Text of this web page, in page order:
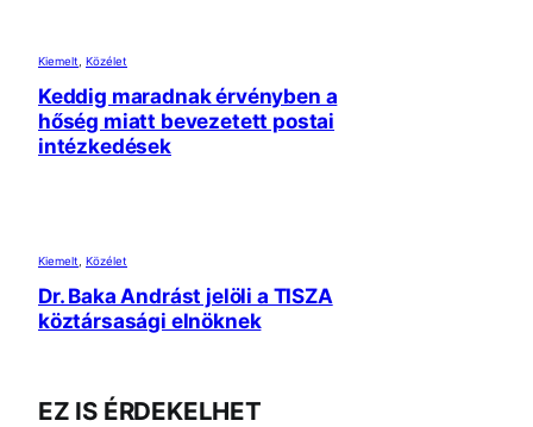
Kiemelt, Közélet
Keddig maradnak érvényben a
hőség miatt bevezetett postai
intézkedések
Kiemelt Közélet
Dr. Baka Andrást jelöli a TISZA
köztársasági elnöknek
EZ IS ÉRDEKELHET